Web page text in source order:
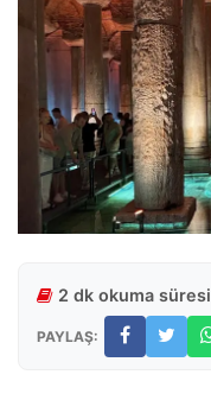
2 dk okuma süresi
PAYLAŞ: